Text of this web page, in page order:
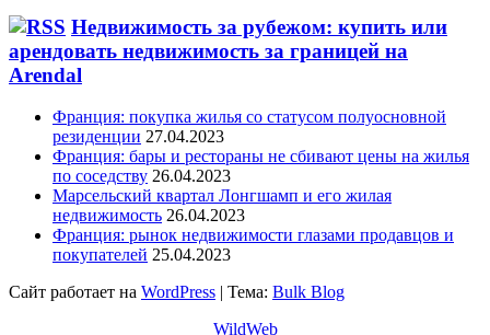
Недвижимость за рубежом: купить или
арендовать недвижимость за границей на
Arendal
Франция: покупка жилья со статусом полуосновной
резиденции 27.04.2023
Франция: бары и рестораны не сбивают цены на жилья
по соседству 26.04.2023
Марсельский квартал Лонгшамп и его жилая
недвижимость 26.04.2023
Франция: рынок недвижимости глазами продавцов и
покупателей 25.04.2023
Сайт работает на WordPress | Тема: Bulk Blog
WildWeb